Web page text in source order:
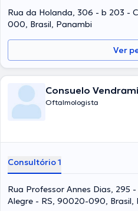
Rua da Holanda, 306 - b 203 -
000, Brasil, Panambi
Ver
Consuelo
Oftalmologista
Consultório 1
Rua Professor Annes Dias, 295
Alegre - RS, 90020-090, Brasil,